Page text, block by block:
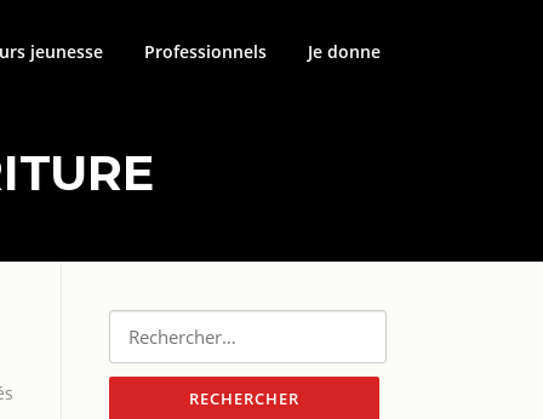
jeunesse Professionnels Je donne
Rechercher :